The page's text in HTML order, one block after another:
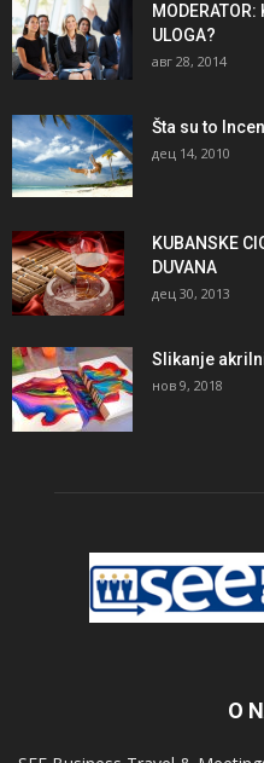
ULOGA?
авг 28, 2014
Šta su to
дец 14, 2010
KUBANSKE
DUVANA
дец 30, 2013
Slikanje
нов 9, 2018
O